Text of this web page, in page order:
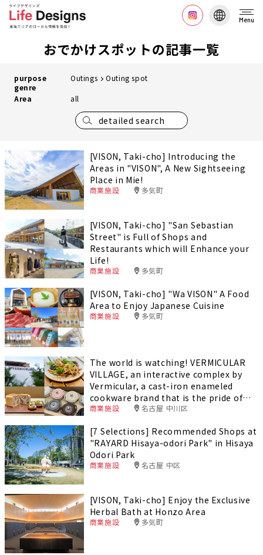
Menu
おでかけスポットの記事一覧
purpose
genre
Outings Outing spot
Area all
detailed search
[VISON, Taki-cho] Introducing the
Areas in "VISON", A New Sightseeing
Place in Mie!
商業施設 多気町
[VISON, Taki-cho] "San Sebastian
Street" is Full of Shops and
Restaurants which will Enhance your
Life!
商業施設 多気町
[VISON, Taki-cho] "Wa VISON" A Food
Area to Enjoy Japanese Cuisine
商業施設 多気町
The world is watching! VERMICULAR
VILLAGE, an interactive complex by
Vermicular, a cast-iron enameled
cookware brand that is the pride of
Nagoya, Japan.
商業施設 名古屋 中川区
[7 Selections] Recommended Shops at
"RAYARD Hisaya-odori Park" in Hisaya
Odori Park
商業施設 名古屋 中区
[VISON, Taki-cho] Enjoy the Exclusive
Herbal Bath at Honzo Area
商業施設 多気町